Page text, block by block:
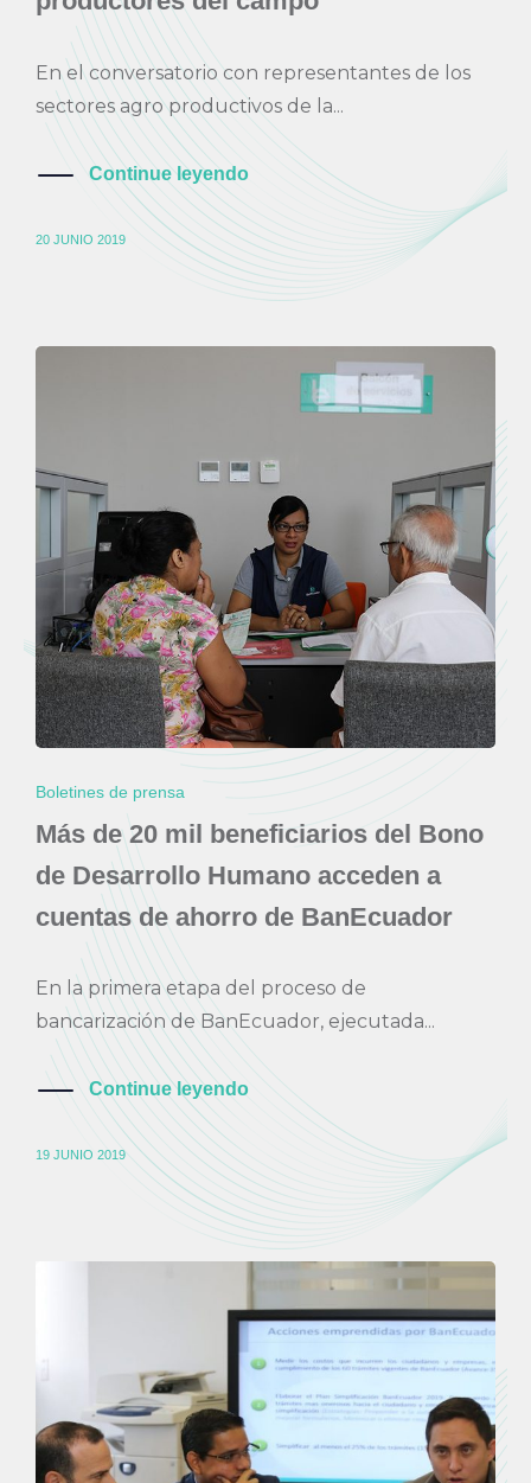
En el conversatorio con representantes de los
sectores agro productivos de la...
Continue leyendo
20 JUNIO 2019
Boletines de prensa
Más de 20 mil beneficiarios del Bono
de Desarrollo Humano acceden a
cuentas de ahorro de BanEcuador
En la primera etapa del proceso de
bancarización de BanEcuador, ejecutada...
Continue leyendo
19 JUNIO 2019